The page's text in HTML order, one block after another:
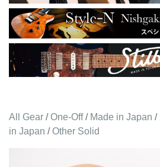
All Gear /One-Off/ Made in Japan /
in Japan /Other Solid